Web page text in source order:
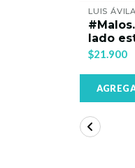
¿De qué
AGREGAR AL CARRO